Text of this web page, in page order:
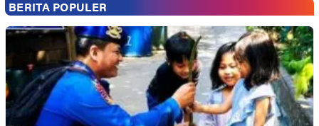
BERITA POPULER